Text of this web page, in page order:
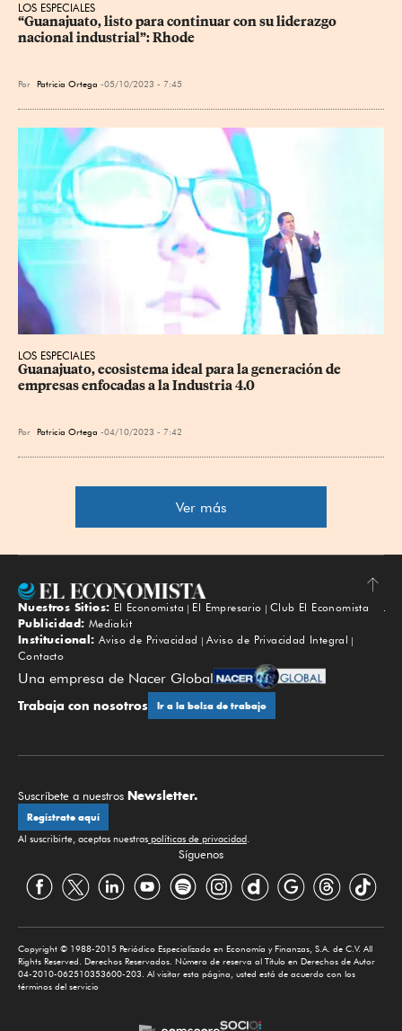
LOS ESPECIALES
“Guanajuato, listo para continuar con su liderazgo
nacional industrial”: Rhode
Por Patricia Ortega 05/10/2023 - 7:45
LOS ESPECIALES
Guanajuato, ecosistema ideal para la generación de
empresas enfocadas a la Industria 4.0
Por Patricia Ortega 04/10/2023 - 7:42
Ver más
Subir
Nuestros Sitios: El Economista El Empresario
Club El Economista
Publicidad: Mediakit
Institucional: Aviso de Privacidad
Aviso de Privacidad Integral
Contacto
Una empresa de Nacer Global
Trabaja con nosotros Ir a la bolsa de trabajo
Suscríbete a nuestros Newsletter.
Regístrate aquí
Al suscribirte, aceptas nuestras políticas de privacidad.
Síguenos
Copyright © 1988-2015 Periódico Especializado en Economía y Finanzas, S.A. de C.V. All
Rights Reserved. Derechos Reservados. Número de reserva al Título en Derechos de Autor
04-2010-062510353600-203. Al visitar esta página, usted está de acuerdo con los
términos del servicio